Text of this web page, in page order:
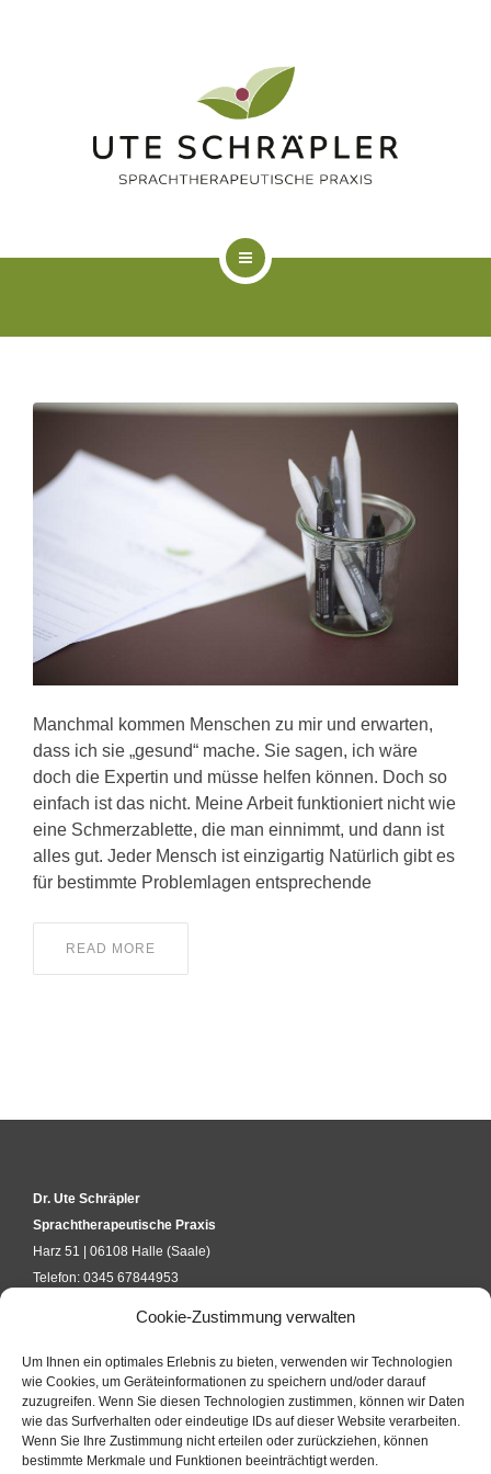
Cookie-Zustimmung verwalten
Um Ihnen ein optimales Erlebnis zu bieten, verwenden wir Technologien
wie Cookies, um Geräteinformationen zu speichern und/oder darauf
zuzugreifen. Wenn Sie diesen Technologien zustimmen, können wir Daten
wie das Surfverhalten oder eindeutige IDs auf dieser Website verarbeiten.
Wenn Sie Ihre Zustimmung nicht erteilen oder zurückziehen, können
bestimmte Merkmale und Funktionen beeinträchtigt werden.
KUNSTTHERAPIE
ÜBER MICH
KONTAKT
Manchmal kommen Menschen zu mir und erwarten,
dass ich sie „gesund“ mache. Sie sagen, ich wäre
doch die Expertin und müsse helfen können. Doch so
einfach ist das nicht. Meine Arbeit funktioniert nicht wie
eine Schmerzablette, die man einnimmt, und dann ist
alles gut. Jeder Mensch ist einzigartig Natürlich gibt es
für bestimmte Problemlagen entsprechende
READ MORE
Dr. Ute Schräpler
Sprachtherapeutische Praxis
Harz 51 | 06108 Halle (Saale)
Telefon: 0345 67844953
KURSANFRAGE
KONTAKTFORMULAR